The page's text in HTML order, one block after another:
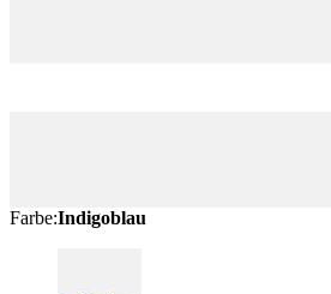
Farbe:Indigoblau